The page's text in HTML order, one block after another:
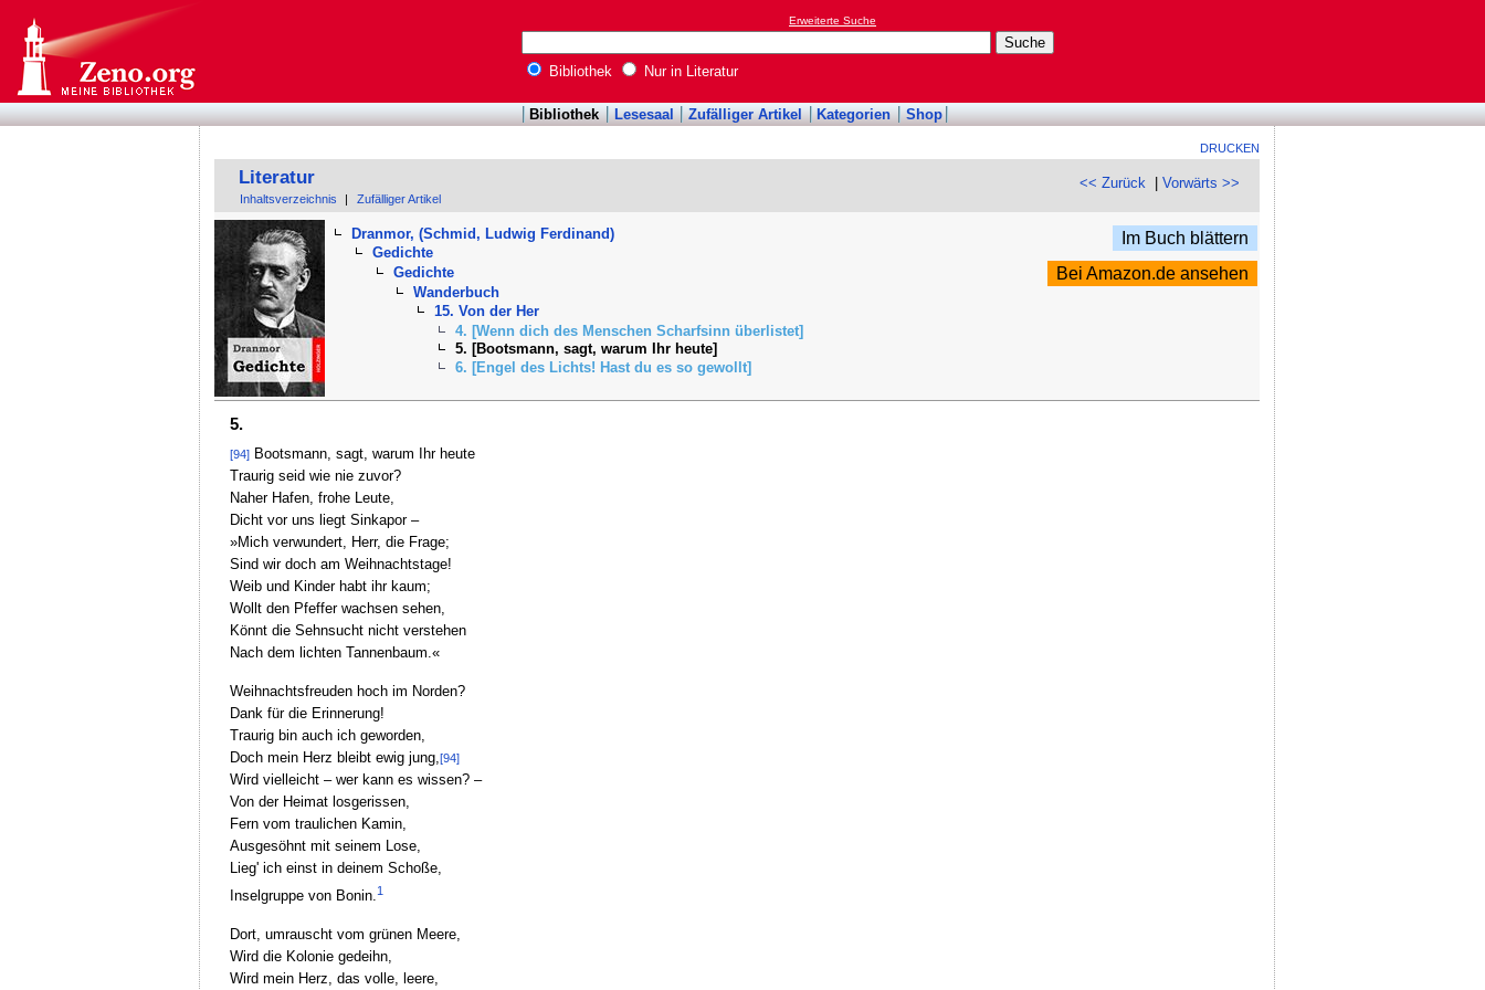
Erweiterte Suche
Bibliothek Nur in Literatur
Bibliothek Lesesaal Zufälliger Artikel Kategorien Shop
DRUCKEN
<< Zurück |Vorwärts >>
Literatur
Inhaltsverzeichnis Zufälliger Artikel
Dranmor, (Schmid, Ludwig Ferdinand)
Gedichte
Gedichte
Wanderbuch
15. Von der Her
4. [Wenn dich des Menschen Scharfsinn überlistet]
5. [Bootsmann, sagt, warum Ihr heute]
6. [Engel des Lichts! Hast du es so gewollt]
Im Buch blättern
Bei Amazon.de ansehen
5.
[94]Bootsmann, sagt, warum Ihr heute
Traurig seid wie nie zuvor?
Naher Hafen, frohe Leute,
Dicht vor uns liegt Sinkapor –
»Mich verwundert, Herr, die Frage;
Sind wir doch am Weihnachtstage!
Weib und Kinder habt ihr kaum;
Wollt den Pfeffer wachsen sehen,
Könnt die Sehnsucht nicht verstehen
Nach dem lichten Tannenbaum.«
Weihnachtsfreuden hoch im Norden?
Dank für die Erinnerung!
Traurig bin auch ich geworden,
Doch mein Herz bleibt ewig jung, [94]
Wird vielleicht – wer kann es wissen? –
Von der Heimat losgerissen,
Fern vom traulichen Kamin,
Ausgesöhnt mit seinem Lose,
Lieg' ich einst in deinem Schoße,
Inselgruppe von Bonin.1
Dort, umrauscht vom grünen Meere,
Wird die Kolonie gedeihn,
Wird mein Herz, das volle, leere,